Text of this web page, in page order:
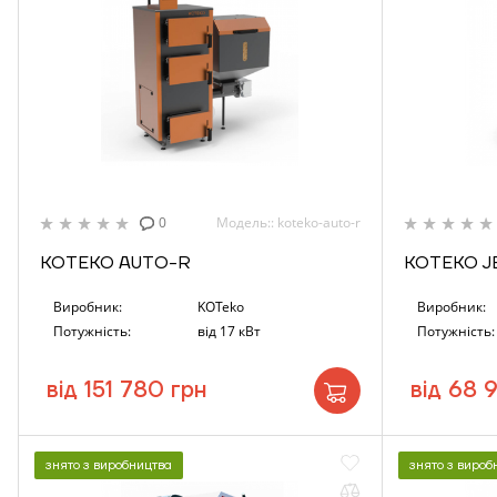
0 Модель:: koteko-auto-r
KOTEKO AUTO-R
Виробник:
KOTeko
Потужність:
від 17 кВт
від 151 780 грн
КОТЕКО
Виробник:
Потужність:
від 68
знято з виробництва знято з